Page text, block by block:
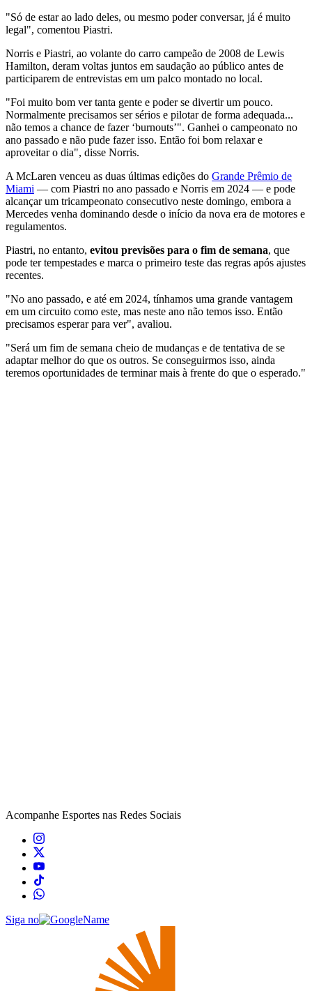
"Só de estar ao lado deles, ou mesmo poder conversar, já é muito
legal", comentou Piastri.
Norris e Piastri, ao volante do carro campeão de 2008 de Lewis
Hamilton, deram voltas juntos em saudação ao público antes de
participarem de entrevistas em um palco montado no local.
"Foi muito bom ver tanta gente e poder se divertir um pouco.
Normalmente precisamos ser sérios e pilotar de forma adequada...
não temos a chance de fazer ‘burnouts’". Ganhei o campeonato no
ano passado e não pude fazer isso. Então foi bom relaxar e
aproveitar o dia", disse Norris.
A McLaren venceu as duas últimas edições do Grande Prêmio de
Miami — com Piastri no ano passado e Norris em 2024 — e pode
alcançar um tricampeonato consecutivo neste domingo, embora a
Mercedes venha dominando desde o início da nova era de motores e
regulamentos.
Piastri, no entanto, evitou previsões para o fim de semana, que
pode ter tempestades e marca o primeiro teste das regras após ajustes
recentes.
"No ano passado, e até em 2024, tínhamos uma grande vantagem
em um circuito como este, mas neste ano não temos isso. Então
precisamos esperar para ver", avaliou.
"Será um fim de semana cheio de mudanças e de tentativa de se
adaptar melhor do que os outros. Se conseguirmos isso, ainda
teremos oportunidades de terminar mais à frente do que o esperado."
Acompanhe Esportes nas Redes Sociais
Siga no